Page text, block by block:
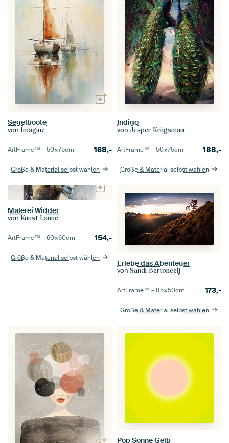
Segelboote
von Imagine
ArtFrame™ –50×75cm 168,-
Größe & Material selbst wählen
Indigo
von Jesper Krijgsman
ArtFrame™ –50×75cm 188,-
Größe & Material selbst wählen
Malerei Widder
von Kunst Laune
ArtFrame™ –60×60cm 154,-
Größe & Material selbst wählen
Erlebe das Abenteuer
von Sandi Bertoncelj
ArtFrame™ –85×50cm 173,-
Größe & Material selbst wählen
Pop Sonne Gelb